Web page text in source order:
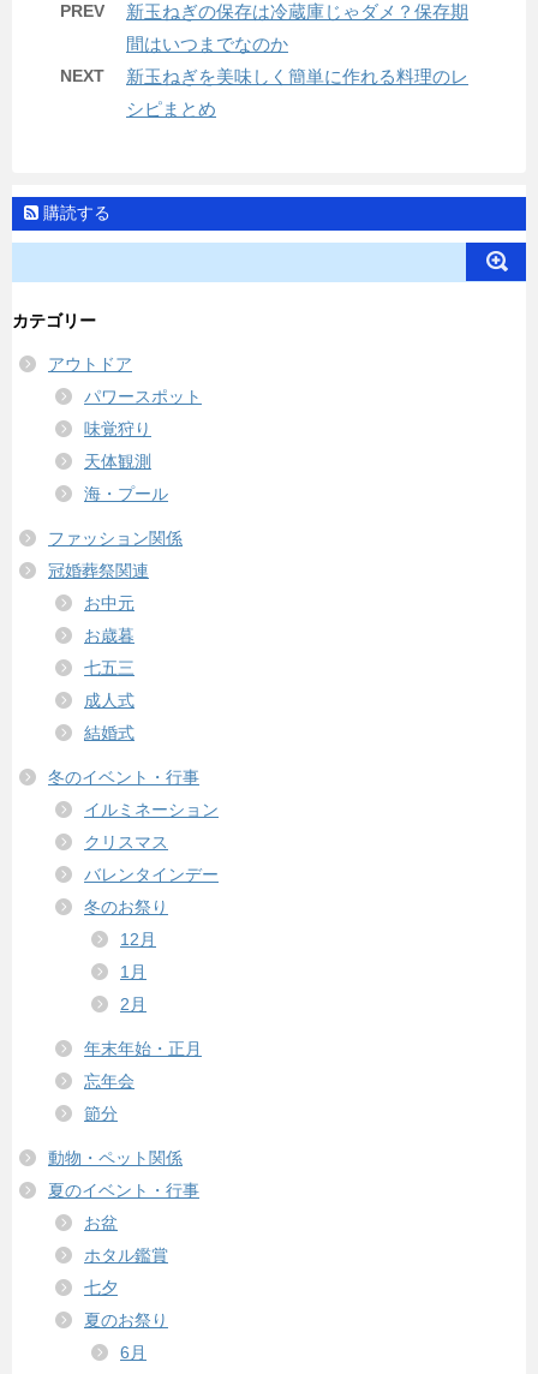
PREV
新玉ねぎの保存は冷蔵庫じゃダメ？保存期
間はいつまでなのか
NEXT
新玉ねぎを美味しく簡単に作れる料理のレ
シピまとめ
購読する
カテゴリー
アウトドア
パワースポット
味覚狩り
天体観測
海・プール
ファッション関係
冠婚葬祭関連
お中元
お歳暮
七五三
成人式
結婚式
冬のイベント・行事
イルミネーション
クリスマス
バレンタインデー
冬のお祭り
12月
1月
2月
年末年始・正月
忘年会
節分
動物・ペット関係
夏のイベント・行事
お盆
ホタル鑑賞
七夕
夏のお祭り
6月